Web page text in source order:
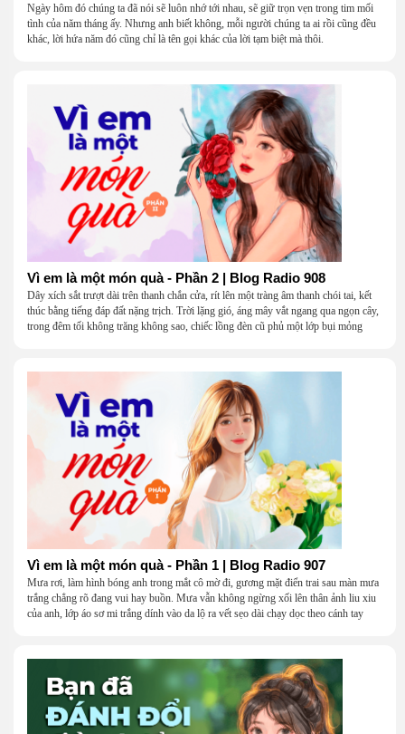
Ngày hôm đó chúng ta đã nói sẽ luôn nhớ tới nhau, sẽ giữ trọn vẹn trong tim mối
tình của năm tháng ấy. Nhưng anh biết không, mỗi người chúng ta ai rồi cũng đều
khác, lời hứa năm đó cũng chỉ là tên gọi khác của lời tạm biệt mà thôi.
Vì em là một món quà - Phần 2 | Blog Radio 908
Dây xích sắt trượt dài trên thanh chắn cửa, rít lên một tràng âm thanh chói tai, kết
thúc bằng tiếng đáp đất nặng trịch. Trời lặng gió, áng mây vắt ngang qua ngọn cây,
trong đêm tối không trăng không sao, chiếc lồng đèn cũ phủ một lớp bụi mỏng
Vì em là một món quà - Phần 1 | Blog Radio 907
Mưa rơi, làm hình bóng anh trong mắt cô mờ đi, gương mặt điển trai sau màn mưa
trắng chẳng rõ đang vui hay buồn. Mưa vẫn không ngừng xối lên thân ảnh liu xiu
của anh, lớp áo sơ mi trắng dính vào da lộ ra vết sẹo dài chạy dọc theo cánh tay